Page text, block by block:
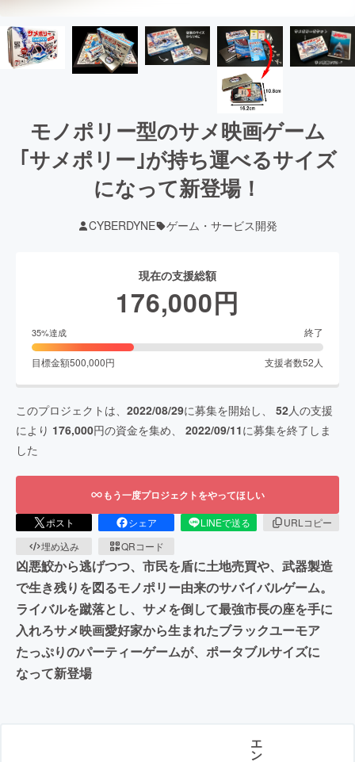
モノポリー型のサメ映画ゲーム
｢サメポリー｣が持ち運べるサイズ
になって新登場！
CYBERDYNE ゲーム・サービス開発
現在の支援総額
176,000円
35%達成 終了
目標金額500,000円 支援者数52人
このプロジェクトは、 2022/08/29に募集を開始し、 52人の支援
により 176,000円の資金を集め、 2022/09/11に募集を終了しま
した
もう一度プロジェクトをやってほしい
ポスト シェア LINEで送る
URLコピー
埋め込み
QRコード
凶悪鮫から逃げつつ、市民を盾に土地売買や、武器製造
で生き残りを図るモノポリー由来のサバイバルゲーム。
ライバルを蹴落とし、サメを倒して最強市長の座を手に
入れろサメ映画愛好家から生まれたブラックユーモア
たっぷりのパーティーゲームが、ポータブルサイズに
なって新登場
エ
ン